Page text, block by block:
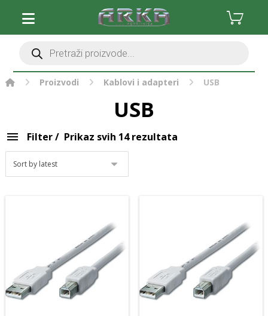
Proizvodi Kablovi i adapteri USB
USB
Filter Prikaz svih 14 rezultata
Stolna računala
Monitori i oprema
Komponente
Periferija računala
Pohrana podataka
Software
Gaming i zabava
Mrežna oprema
Foto, video i oprema
Kablovi i adapteri
Micro USB
USB hubovi
USB-C